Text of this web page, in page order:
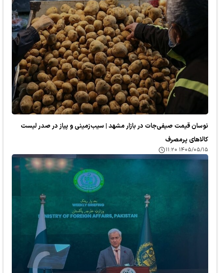
نوسان قیمت صیفی‌جات در بازار مشهد | سیب‌زمینی و پیاز در صدر لیست
کالا‌های پرمصرف
۱۴۰۵/۰۵/۱۵ ۱۱:۲۰